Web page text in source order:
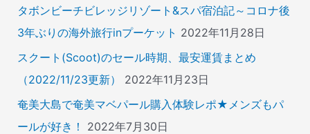
タボンビーチビレッジリゾート&スパ宿泊記～コロナ後
3年ぶりの海外旅行inプーケット 2022年11月28日
スクート(Scoot)のセール時期、最安運賃まとめ
（2022/11/23更新）
2022年11月23日
奄美大島で奄美マベパール購入体験レポ★メンズもパ
ールが好き！
2022年7月30日